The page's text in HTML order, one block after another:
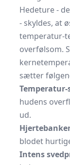
Hedeture -
- skyldes, at
temperatur-
overfølsom.
sætter
Temperatur-
hudens
ud.
blodet
Intens